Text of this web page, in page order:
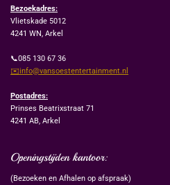
Bezoekadres:
Vlietskade 5012
4241 WN, Arkel
📞085 130 67 36
✉️info@vansoestentertainment.nl
Postadres:
Prinses Beatrixstraat 71
4241 AB, Arkel
Openingstijden kantoor:
(Bezoeken en Afhalen op afspraak)